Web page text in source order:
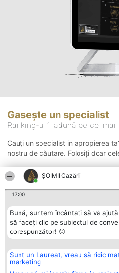
ȘOIMII Cazării
17:00
Bună, suntem încântați să vă
să faceți clic pe subiectul de
corespunzător! 🙂
Sunt un Laureat, vreau să ridic
marketing
Gasește un specialist
Ranking-ul îi adună pe cei
Cauți un specialist in apropierea
nostru de căutare. Folosiți doar
Organizator Ranking
BRIGHT SOLUTIONS BR SRL
Aleea Timisul De Sus 2 Bl. A30
Plebiscyt
Lista Tuturor